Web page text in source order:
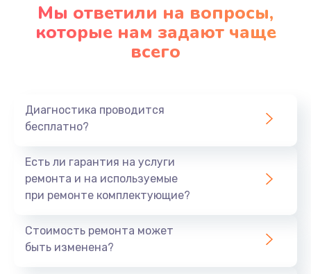
Мы ответили на вопросы,
которые нам задают чаще
всего
Диагностика проводится
бесплатно?
Есть ли гарантия на услуги
ремонта и на используемые
при ремонте комплектующие?
Стоимость ремонта может
быть изменена?